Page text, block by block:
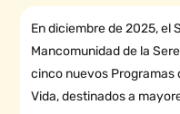
En diciembre de 2025, el
Mancomunidad de la
cinco nuevos Programas
Vida, destinados a